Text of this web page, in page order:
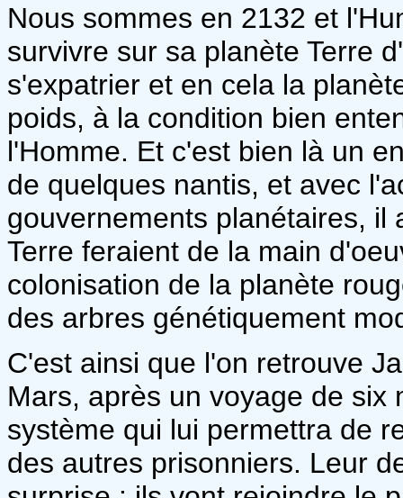
Nous sommes en 2132 et
survivre sur sa planète Terre
s'expatrier et en cela la
poids, à la condition bien
l'Homme. Et c'est bien là un
de quelques nantis, et avec
gouvernements planétaires, il
Terre feraient de la main
colonisation de la planète
des arbres génétiquement
C'est ainsi que l'on retrouve
Mars, après un voyage de six
système qui lui permettra de
des autres prisonniers. Leur